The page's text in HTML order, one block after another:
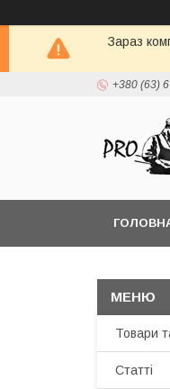
Зараз
+380 (63)
Товари
Статті